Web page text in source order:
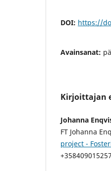
DOI: https://
Avainsanat:
Kirjoittajan
Johanna
FT Johanna
project -